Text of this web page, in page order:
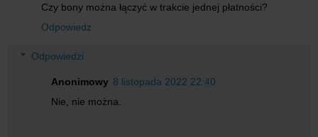
Czy bony można łączyć w trakcie jednej płatności?
Odpowiedz
Odpowiedzi
Anonimowy 8 listopada 2022 22:40
Nie, nie można.